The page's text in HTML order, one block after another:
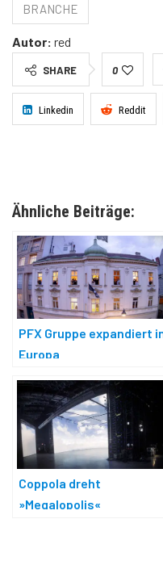
BRANCHE
Autor: red
SHARE 0
Linkedin Reddit
Ähnliche Beiträge:
PFX Gruppe expandiert
Europa
Coppola dreht
»Megalopolis«